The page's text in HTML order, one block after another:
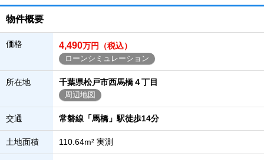
物件概要
価格 4,490万円（税込）
ローンシミュレーション
所在地 千葉県松戸市西馬橋４丁目
周辺地図
交通 常磐線「馬橋」駅徒歩14分
土地面積 110.64m² 実測